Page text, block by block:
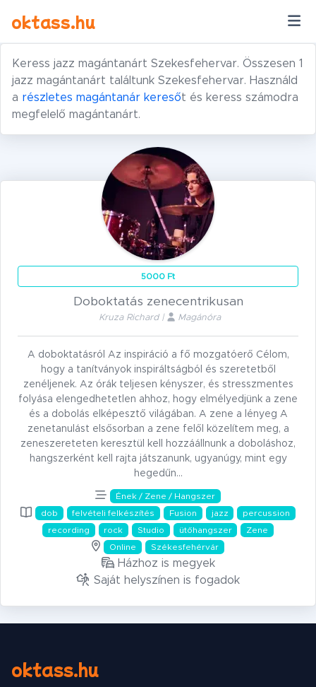
oktass.hu
Keress jazz magántanárt Szekesfehervar. Összesen 1
jazz magántanárt találtunk Szekesfehervar. Használd
a részletes magántanár keresőt és keress számodra
megfelelő magántanárt.
5000 Ft
Doboktatás zenecentrikusan
Kruza Richard | Magánóra
A doboktatásról Az inspiráció a fő mozgatóerő Célom,
hogy a tanítványok inspiráltságból és szeretetből
zenéljenek. Az órák teljesen kényszer, és stresszmentes
folyása elengedhetetlen ahhoz, hogy elmélyedjünk a zene
és a dobolás elképesztő világában. A zene a lényeg A
zenetanulást elsősorban a zene felől közelítem meg, a
zeneszereteten keresztül kell hozzáállnunk a doboláshoz,
hangszerként kell rajta játszanunk, ugyanúgy, mint egy
hegedűn…
Ének / Zene / Hangszer
dob
felvételi felkészítés Fusion jazz
percussion
recording
rock Studio ütőhangszer
Zene
Online
Székesfehérvár
Házhoz is megyek
Saját helyszínen is fogadok
oktass.hu